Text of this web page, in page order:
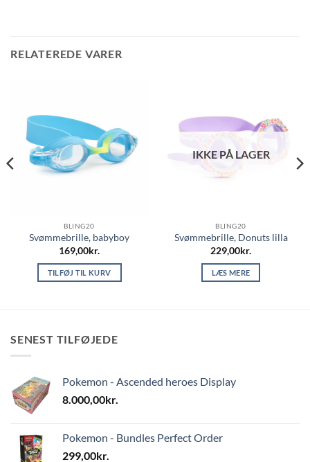
RELATEREDE VARER
BLING20
Svømmebrille, babyboy
169,00kr.
TILFØJ TIL KURV
IKKE PÅ LAGER
BLING20
Svømmebrille, Donuts lilla
229,00kr.
LÆS MERE
SENEST TILFØJEDE
Pokemon - Ascended heroes Display
8.000,00kr.
Pokemon - Bundles Perfect Order
299,00kr.